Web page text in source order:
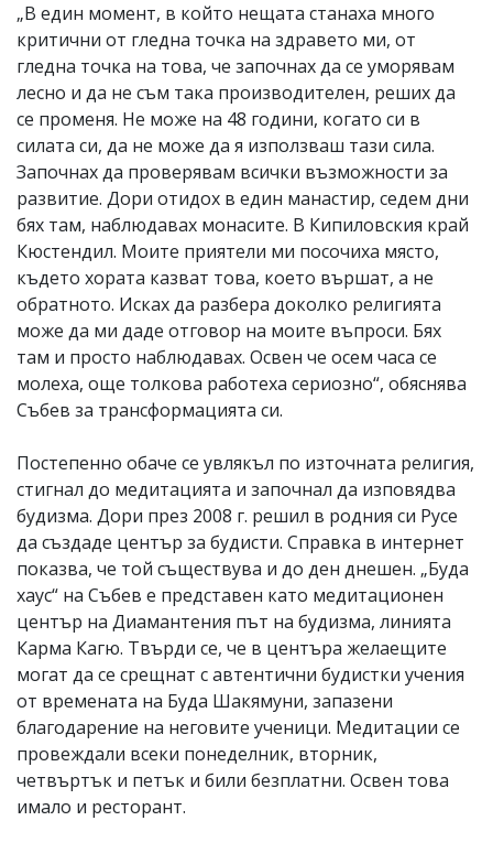
„В един момент, в който нещата станаха много
критични от гледна точка на здравето ми, от
гледна точка на това, че започнах да се уморявам
лесно и да не съм така производителен, реших да
се променя. Не може на 48 години, когато си в
силата си, да не може да я използваш тази сила.
Започнах да проверявам всички възможности за
развитие. Дори отидох в един манастир, седем дни
бях там, наблюдавах монасите. В Кипиловския край
Кюстендил. Моите приятели ми посочиха място,
където хората казват това, което вършат, а не
обратното. Исках да разбера доколко религията
може да ми даде отговор на моите въпроси. Бях
там и просто наблюдавах. Освен че осем часа се
молеха, още толкова работеха сериозно“, обяснява
Събев за трансформацията си.
Постепенно обаче се увлякъл по източната религия,
стигнал до медитацията и започнал да изповядва
будизма. Дори през 2008 г. решил в родния си Русе
да създаде център за будисти. Справка в интернет
показва, че той съществува и до ден днешен. „Буда
хаус“ на Събев е представен като медитационен
център на Диамантения път на будизма, линията
Карма Кагю. Твърди се, че в центъра желаещите
могат да се срещнат с автентични будистки учения
от времената на Буда Шакямуни, запазени
благодарение на неговите ученици. Медитации се
провеждали всеки понеделник, вторник,
четвъртък и петък и били безплатни. Освен това
имало и ресторант.